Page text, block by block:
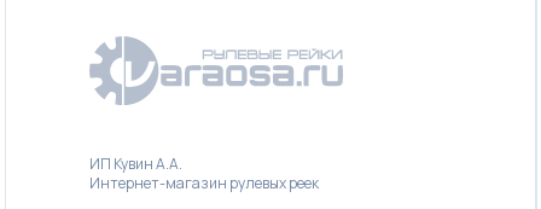
ИП Кувин А.А.
Интернет-магазин рулевых реек